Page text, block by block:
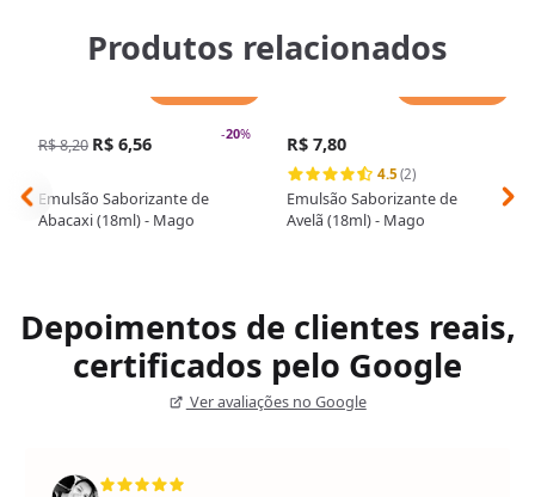
Produtos relacionados
-20%
R$ 8,20 R$ 6,56
Emulsão Saborizante de
Abacaxi (18ml) - Mago
R$ 7,80
4.5 (2)
Emulsão Saborizante de
Avelã (18ml) - Mago
Depoimentos de clientes reais,
certificados pelo Google
Ver avaliações no Google